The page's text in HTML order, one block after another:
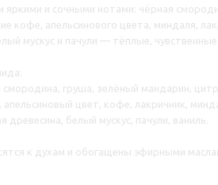
и сочными нотами: чёрная
кофе, апельсинового цвета, миндаля,
мускус и пачули — тёплые,
смородина, груша, зелёный мандарин,
цвет, кофе, лакричник,
древесина, белый мускус, пачули, ваниль.
к духам и обогащены эфирными